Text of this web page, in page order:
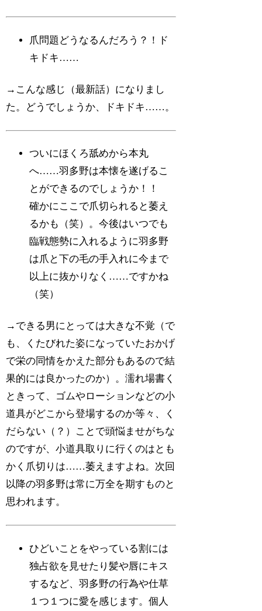
爪問題どうなるんだろう？！ド
キドキ……
→こんな感じ（最新話）になりまし
た。どうでしょうか、ドキドキ……。
ついにほくろ舐めから本丸
へ……羽多野は本懐を遂げるこ
とができるのでしょうか！！
確かにここで爪切られると萎え
るかも（笑）。今後はいつでも
臨戦態勢に入れるように羽多野
は爪と下の毛の手入れに今まで
以上に抜かりなく……ですかね
（笑）
→できる男にとっては大きな不覚（で
も、くたびれた姿になっていたおかげ
で栄の同情をかえた部分もあるので結
果的には良かったのか）。濡れ場書く
ときって、ゴムやローションなどの小
道具がどこから登場するのか等々、く
だらない（？）ことで頭悩ませがちな
のですが、小道具取りに行くのはとも
かく爪切りは……萎えますよね。次回
以降の羽多野は常に万全を期すものと
思われます。
ひどいことをやっている割には
独占欲を見せたり髪や唇にキス
するなど、羽多野の行為や仕草
１つ１つに愛を感じます。個人